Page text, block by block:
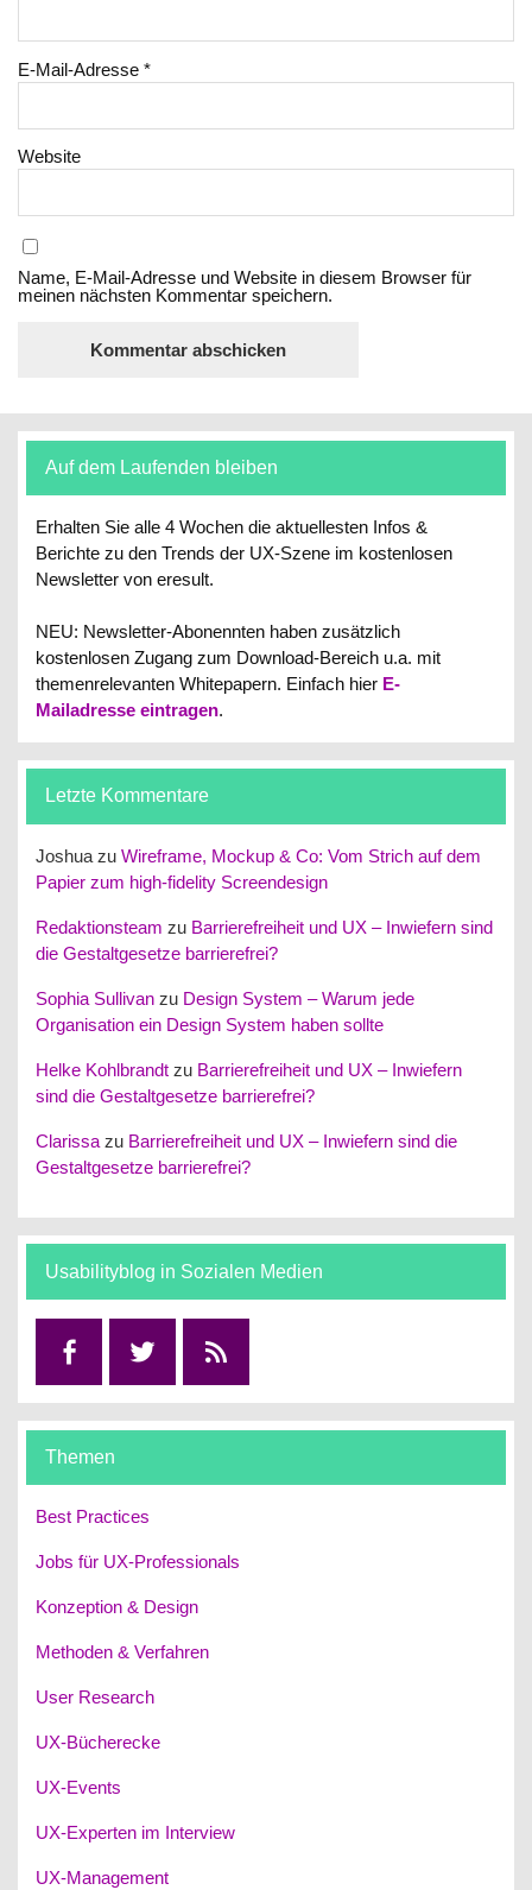
E-Mail-Adresse*
Website
Name, E-Mail-Adresse und Website in diesem Browser für
meinen nächsten Kommentar speichern.
Auf dem Laufenden bleiben
Erhalten Sie alle 4 Wochen die aktuellesten Infos &
Berichte zu den Trends der UX-Szene im kostenlosen
Newsletter von eresult.
NEU: Newsletter-Abonennten haben zusätzlich
kostenlosen Zugang zum Download-Bereich u.a. mit
themenrelevanten Whitepapern. Einfach hier E-
Mailadresse eintragen.
Letzte Kommentare
Joshua zuWireframe, Mockup & Co: Vom Strich auf dem
Papier zum high-fidelity Screendesign
Redaktionsteam zu Barrierefreiheit und UX – Inwiefern sind
die Gestaltgesetze barrierefrei?
Sophia Sullivan zu Design System – Warum jede
Organisation ein Design System haben sollte
Helke Kohlbrandt zu Barrierefreiheit und UX – Inwiefern
sind die Gestaltgesetze barrierefrei?
Clarissa zu Barrierefreiheit und UX – Inwiefern sind die
Gestaltgesetze barrierefrei?
Usabilityblog in Sozialen Medien
Themen
Best Practices
Jobs für UX-Professionals
Konzeption & Design
Methoden & Verfahren
User Research
UX-Bücherecke
UX-Events
UX-Experten im Interview
UX-Management